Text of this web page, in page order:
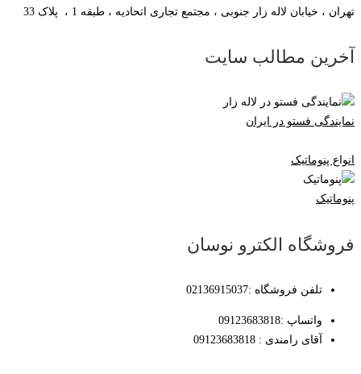
تهران ، خیابان لاله زار جنوبی ، مجتمع تجاری اتحادیه ، طبقه 1 ، پلاک 33
آخرین مطالب سایت
نمایندگی فستو در ایران
انواع پنوماتیک
پنوماتیک
فروشگاه الکترو نوسان
تلفن فروشگاه :02136915037
واتساپ :09123683818
آقای رامندی : 09123683818